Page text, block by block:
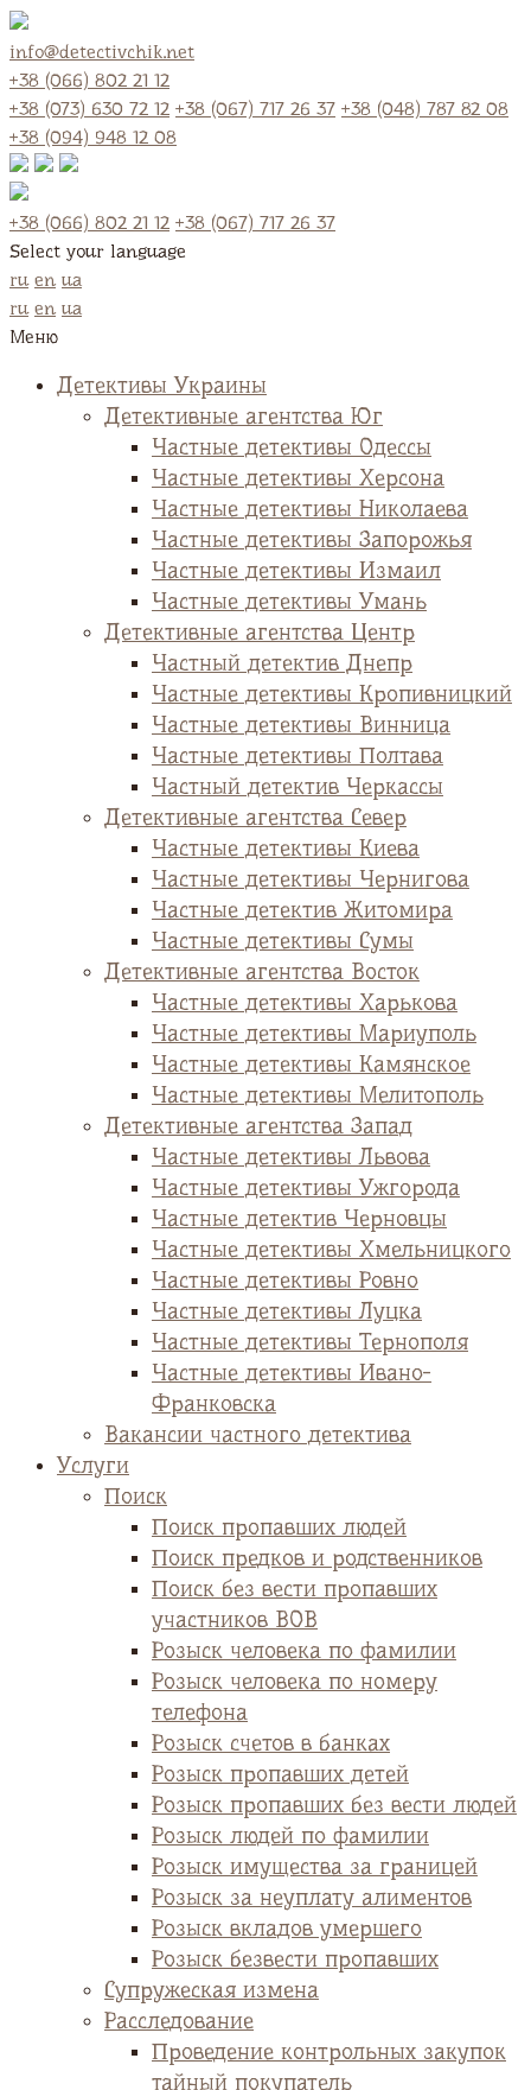
info@detectivchik.net
+38 (066) 802 21 12
+38 (073) 630 72 12 +38 (067) 717 26 37 +38 (048) 787 82 08
+38 (094) 948 12 08
+38 (066) 802 21 12 +38 (067) 717 26 37
Select your language
ru en ua
ru en ua
Меню
Детективы Украины
Детективные агентства Юг
Частные детективы Одессы
Частные детективы Херсона
Частные детективы Николаева
Частные детективы Запорожья
Частные детективы Измаил
Частные детективы Умань
Детективные агентства Центр
Частный детектив Днепр
Частные детективы Кропивницкий
Частные детективы Винница
Частные детективы Полтава
Частный детектив Черкассы
Детективные агентства Север
Частные детективы Киева
Частные детективы Чернигова
Частные детектив Житомира
Частные детективы Сумы
Детективные агентства Восток
Частные детективы Харькова
Частные детективы Мариуполь
Частные детективы Камянское
Частные детективы Мелитополь
Детективные агентства Запад
Частные детективы Львова
Частные детективы Ужгорода
Частные детектив Черновцы
Частные детективы Хмельницкого
Частные детективы Ровно
Частные детективы Луцка
Частные детективы Тернополя
Частные детективы Ивано-
Франковска
Вакансии частного детектива
Услуги
Поиск
Поиск пропавших людей
Поиск предков и родственников
Поиск без вести пропавших
участников ВОВ
Розыск человека по фамилии
Розыск человека по номеру
телефона
Розыск счетов в банках
Розыск пропавших детей
Розыск пропавших без вести людей
Розыск людей по фамилии
Розыск имущества за границей
Розыск за неуплату алиментов
Розыск вкладов умершего
Розыск безвести пропавших
Супружеская измена
Расследование
Проведение контрольных закупок
тайный покупатель